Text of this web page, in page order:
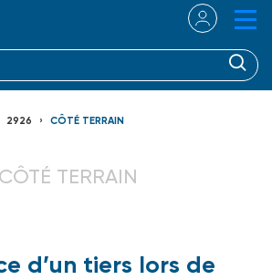
2926 CÔTÉ TERRAIN
CÔTÉ TERRAIN
d’un tiers lors de